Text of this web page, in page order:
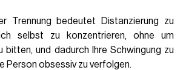
Trennung bedeutet Distanzierung zu
selbst zu konzentrieren, ohne um
bitten, und dadurch Ihre Schwingung zu
Person obsessiv zu verfolgen.